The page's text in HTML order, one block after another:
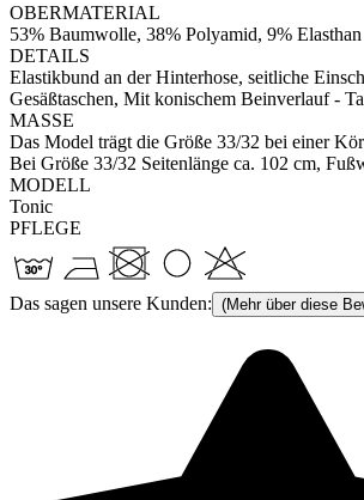
OBERMATERIAL
53% Baumwolle, 38% Polyamid, 9% Elasthan
DETAILS
Elastikbund an der Hinterhose, seitliche
Gesäßtaschen, Mit konischem Beinverlauf -
MASSE
Das Model trägt die Größe 33/32 bei einer
Bei Größe 33/32 Seitenlänge ca. 102 cm,
MODELL
Tonic
PFLEGE
Das sagen unsere Kunden: (Mehr über diese